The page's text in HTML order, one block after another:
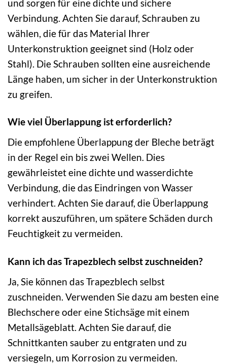
und sorgen für eine dichte und sichere
Verbindung. Achten Sie darauf, Schrauben zu
wählen, die für das Material Ihrer
Unterkonstruktion geeignet sind (Holz oder
Stahl). Die Schrauben sollten eine ausreichende
Länge haben, um sicher in der Unterkonstruktion
zu greifen.
Wie viel Überlappung ist erforderlich?
Die empfohlene Überlappung der Bleche beträgt
in der Regel ein bis zwei Wellen. Dies
gewährleistet eine dichte und wasserdichte
Verbindung, die das Eindringen von Wasser
verhindert. Achten Sie darauf, die Überlappung
korrekt auszuführen, um spätere Schäden durch
Feuchtigkeit zu vermeiden.
Kann ich das Trapezblech selbst zuschneiden?
Ja, Sie können das Trapezblech selbst
zuschneiden. Verwenden Sie dazu am besten eine
Blechschere oder eine Stichsäge mit einem
Metallsägeblatt. Achten Sie darauf, die
Schnittkanten sauber zu entgraten und zu
versiegeln, um Korrosion zu vermeiden.